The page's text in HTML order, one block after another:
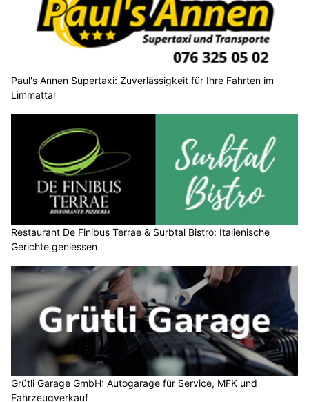
Paul's Annen Supertaxi: Zuverlässigkeit für Ihre Fahrten im
Limmattal
Restaurant De Finibus Terrae & Surbtal Bistro: Italienische
Gerichte geniessen
Grütli Garage GmbH: Autogarage für Service, MFK und
Fahrzeugverkauf